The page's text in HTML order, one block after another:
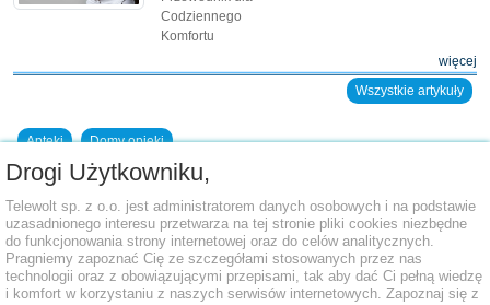
Codziennego
Komfortu
więcej
Wszystkie artykuły
Apteki Domy opieki
Dodaj placówkę do bazy
Drogi Użytkowniku,
Telewolt sp. z o.o. jest administratorem danych osobowych i na podstawie
uzasadnionego interesu przetwarza na tej stronie pliki cookies niezbędne
do funkcjonowania strony internetowej oraz do celów analitycznych.
Pragniemy zapoznać Cię ze szczegółami stosowanych przez nas
technologii oraz z obowiązującymi przepisami, tak aby dać Ci pełną wiedzę
i komfort w korzystaniu z naszych serwisów internetowych. Zapoznaj się z